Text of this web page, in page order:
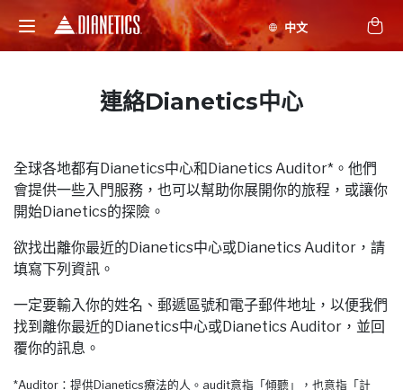
連絡Dianetics中心
全球各地都有Dianetics中心和Dianetics Auditor*。他們
會提供一些入門服務，也可以幫助你展開你的旅程，或讓你
開始Dianetics的探險。
欲找出離你最近的Dianetics中心或Dianetics Auditor，請
填寫下列資訊。
一定要輸入你的姓名、郵遞區號和電子郵件地址，以便我們
找到離你最近的Dianetics中心或Dianetics Auditor，並回
覆你的訊息。
*Auditor：提供Dianetics療法的人。audit意指「傾聽」，也意指「計